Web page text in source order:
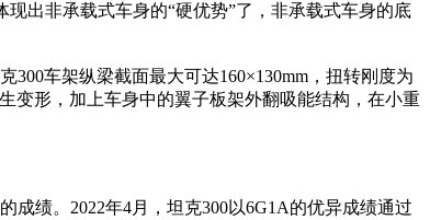
出非承载式车身的“硬优势”了，非承载式车身的底
车架纵梁截面最大可达160×130mm，扭转刚度为
变形，加上车身中的翼子板架外翻吸能结构，在小重
绩。2022年4月，坦克300以6G1A的优异成绩通过